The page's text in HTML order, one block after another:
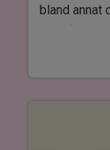
bland annat